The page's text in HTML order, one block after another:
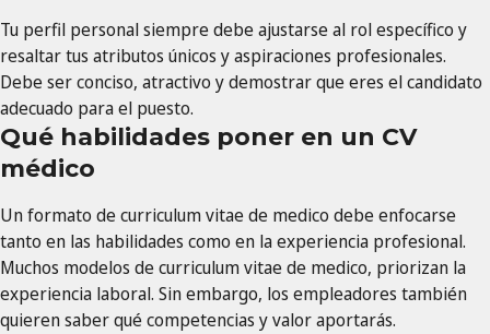
Tu perfil personal siempre debe ajustarse al rol específico y
resaltar tus atributos únicos y aspiraciones profesionales.
Debe ser conciso, atractivo y demostrar que eres el candidato
adecuado para el puesto.
Qué habilidades poner en un CV
médico
Un formato de curriculum vitae de medico debe enfocarse
tanto en las habilidades como en la experiencia profesional.
Muchos modelos de curriculum vitae de medico, priorizan la
experiencia laboral. Sin embargo, los empleadores también
quieren saber qué competencias y valor aportarás.